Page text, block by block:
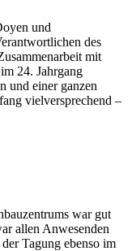
und
des
mit
24. Jahrgang
und einer ganzen
vielversprechend –
war gut
allen Anwesenden
Tagung ebenso im